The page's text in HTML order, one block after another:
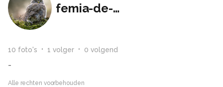
femia-de-weijer
10 foto's 1 volger 0 volgend
-
Alle rechten voorbehouden